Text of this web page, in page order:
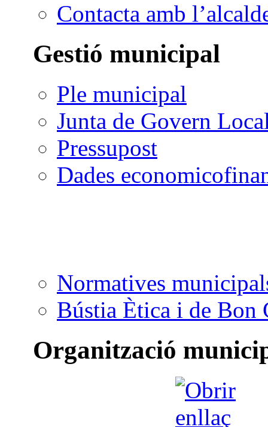
Contacta amb
Gestió municipal
Ple municipal
Junta de Govern
Pressupost
Dades
Normatives
Bústia Ètica i de Bon
Organització